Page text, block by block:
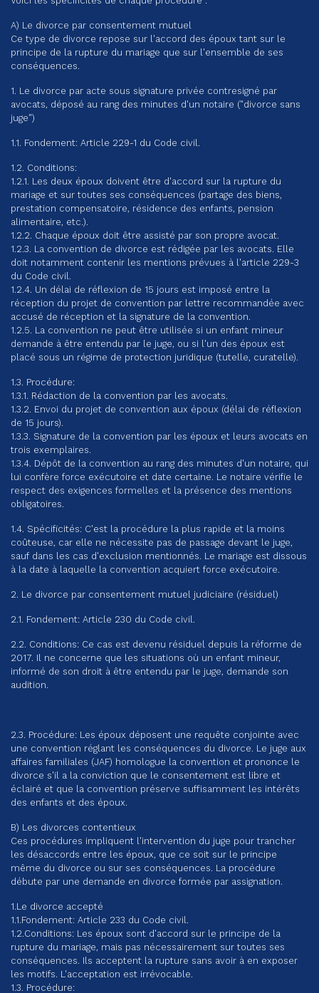
A) Le divorce par consentement mutuel
Ce type de divorce repose sur l'accord des époux tant sur le
principe de la rupture du mariage que sur l'ensemble de ses
conséquences.
1. Le divorce par acte sous signature privée contresigné par
avocats, déposé au rang des minutes d'un notaire ("divorce sans
juge")
1.1. Fondement: Article 229-1 du Code civil.
1.2. Conditions:
1.2.1. Les deux époux doivent être d'accord sur la rupture du
mariage et sur toutes ses conséquences (partage des biens,
prestation compensatoire, résidence des enfants, pension
alimentaire, etc.).
1.2.2. Chaque époux doit être assisté par son propre avocat.
1.2.3. La convention de divorce est rédigée par les avocats. Elle
doit notamment contenir les mentions prévues à l'article 229-3
du Code civil.
1.2.4. Un délai de réflexion de 15 jours est imposé entre la
réception du projet de convention par lettre recommandée avec
accusé de réception et la signature de la convention.
1.2.5. La convention ne peut être utilisée si un enfant mineur
demande à être entendu par le juge, ou si l'un des époux est
placé sous un régime de protection juridique (tutelle, curatelle).
1.3. Procédure:
1.3.1. Rédaction de la convention par les avocats.
1.3.2. Envoi du projet de convention aux époux (délai de réflexion
de 15 jours).
1.3.3. Signature de la convention par les époux et leurs avocats en
trois exemplaires.
1.3.4. Dépôt de la convention au rang des minutes d'un notaire, qui
lui confère force exécutoire et date certaine. Le notaire vérifie le
respect des exigences formelles et la présence des mentions
obligatoires.
1.4. Spécificités: C'est la procédure la plus rapide et la moins
coûteuse, car elle ne nécessite pas de passage devant le juge,
sauf dans les cas d'exclusion mentionnés. Le mariage est dissous
à la date à laquelle la convention acquiert force exécutoire.
2. Le divorce par consentement mutuel judiciaire (résiduel)
2.1. Fondement: Article 230 du Code civil.
2.2. Conditions: Ce cas est devenu résiduel depuis la réforme de
2017. Il ne concerne que les situations où un enfant mineur,
informé de son droit à être entendu par le juge, demande son
audition.
2.3. Procédure: Les époux déposent une requête conjointe avec
une convention réglant les conséquences du divorce. Le juge aux
affaires familiales (JAF) homologue la convention et prononce le
divorce s'il a la conviction que le consentement est libre et
éclairé et que la convention préserve suffisamment les intérêts
des enfants et des époux.
B) Les divorces contentieux
Ces procédures impliquent l'intervention du juge pour trancher
les désaccords entre les époux, que ce soit sur le principe
même du divorce ou sur ses conséquences. La procédure
débute par une demande en divorce formée par assignation.
1.Le divorce accepté
1.1.Fondement: Article 233 du Code civil.
1.2.Conditions: Les époux sont d'accord sur le principe de la
rupture du mariage, mais pas nécessairement sur toutes ses
conséquences. Ils acceptent la rupture sans avoir à en exposer
les motifs. L'acceptation est irrévocable.
1.3. Procédure: